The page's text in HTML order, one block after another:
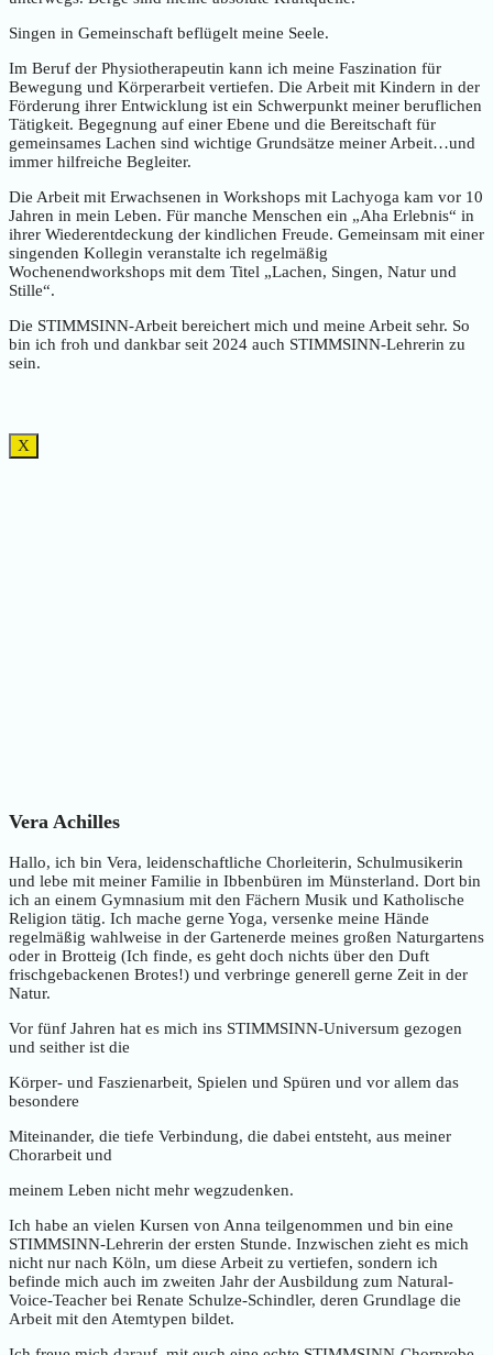
Singen in Gemeinschaft beflügelt meine Seele.
Im Beruf der Physiotherapeutin kann ich meine Faszination für
Bewegung und Körperarbeit vertiefen. Die Arbeit mit Kindern in der
Förderung ihrer Entwicklung ist ein Schwerpunkt meiner beruflichen
Tätigkeit. Begegnung auf einer Ebene und die Bereitschaft für
gemeinsames Lachen sind wichtige Grundsätze meiner Arbeit…und
immer hilfreiche Begleiter.
Die Arbeit mit Erwachsenen in Workshops mit Lachyoga kam vor 10
Jahren in mein Leben. Für manche Menschen ein „Aha Erlebnis“ in
ihrer Wiederentdeckung der kindlichen Freude. Gemeinsam mit einer
singenden Kollegin veranstalte ich regelmäßig
Wochenendworkshops mit dem Titel „Lachen, Singen, Natur und
Stille“.
Die STIMMSINN-Arbeit bereichert mich und meine Arbeit sehr. So
bin ich froh und dankbar seit 2024 auch STIMMSINN-Lehrerin zu
sein.
X
Vera Achilles
Hallo, ich bin Vera, leidenschaftliche Chorleiterin, Schulmusikerin
und lebe mit meiner Familie in Ibbenbüren im Münsterland. Dort bin
ich an einem Gymnasium mit den Fächern Musik und Katholische
Religion tätig. Ich mache gerne Yoga, versenke meine Hände
regelmäßig wahlweise in der Gartenerde meines großen Naturgartens
oder in Brotteig (Ich finde, es geht doch nichts über den Duft
frischgebackenen Brotes!) und verbringe generell gerne Zeit in der
Natur.
Vor fünf Jahren hat es mich ins STIMMSINN-Universum gezogen
und seither ist die
Körper- und Faszienarbeit, Spielen und Spüren und vor allem das
besondere
Miteinander, die tiefe Verbindung, die dabei entsteht, aus meiner
Chorarbeit und
meinem Leben nicht mehr wegzudenken.
Ich habe an vielen Kursen von Anna teilgenommen und bin eine
STIMMSINN-Lehrerin der ersten Stunde. Inzwischen zieht es mich
nicht nur nach Köln, um diese Arbeit zu vertiefen, sondern ich
befinde mich auch im zweiten Jahr der Ausbildung zum Natural-
Voice-Teacher bei Renate Schulze-Schindler, deren Grundlage die
Arbeit mit den Atemtypen bildet.